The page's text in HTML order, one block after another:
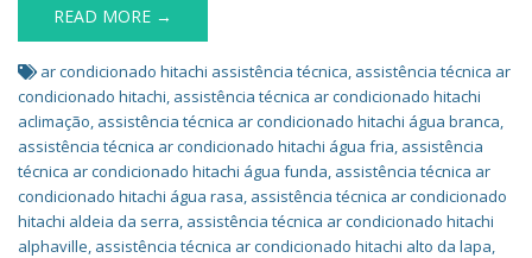
READ MORE →
ar condicionado hitachi assistência técnica, assistência técnica ar
condicionado hitachi, assistência técnica ar condicionado hitachi
aclimação, assistência técnica ar condicionado hitachi água branca,
assistência técnica ar condicionado hitachi água fria, assistência
técnica ar condicionado hitachi água funda, assistência técnica ar
condicionado hitachi água rasa, assistência técnica ar condicionado
hitachi aldeia da serra, assistência técnica ar condicionado hitachi
alphaville, assistência técnica ar condicionado hitachi alto da lapa,